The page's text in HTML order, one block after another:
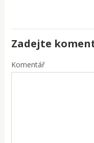
Zadejte
Komentář